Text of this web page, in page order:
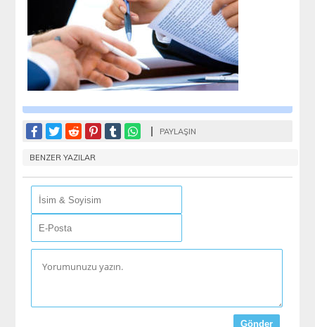
PAYLAŞIN
BENZER YAZILAR